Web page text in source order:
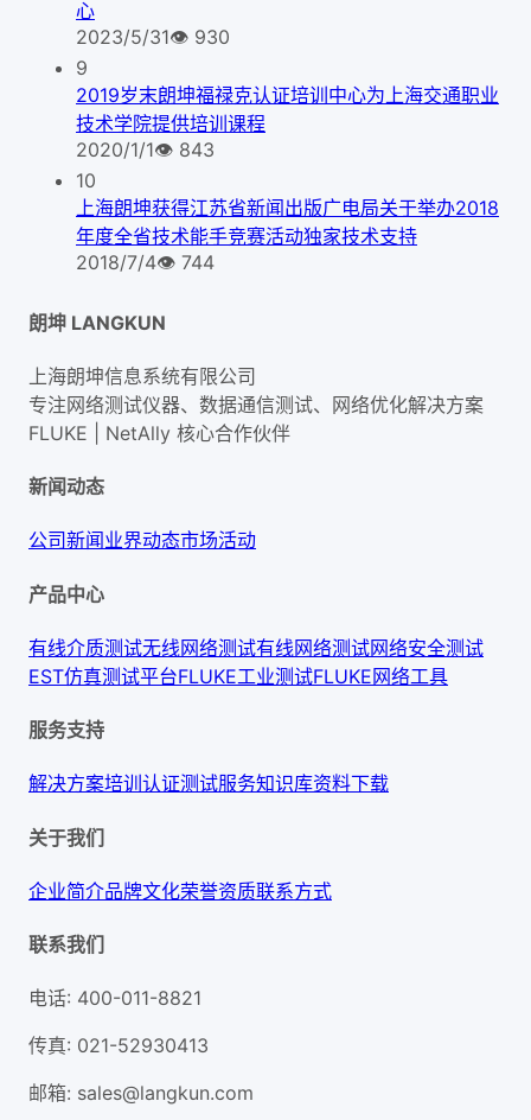
心
2023/5/31👁 930
9
2019岁末朗坤福禄克认证培训中心为上海交通职业
技术学院提供培训课程
2020/1/1👁 843
10
上海朗坤获得江苏省新闻出版广电局关于举办2018
年度全省技术能手竞赛活动独家技术支持
2018/7/4👁 744
朗坤 LANGKUN
上海朗坤信息系统有限公司
专注网络测试仪器、数据通信测试、网络优化解决方案
FLUKE | NetAlly 核心合作伙伴
新闻动态
公司新闻业界动态市场活动
产品中心
有线介质测试无线网络测试有线网络测试网络安全测试
EST仿真测试平台FLUKE工业测试FLUKE网络工具
服务支持
解决方案培训认证测试服务知识库资料下载
关于我们
企业简介品牌文化荣誉资质联系方式
联系我们
电话: 400-011-8821
传真: 021-52930413
邮箱: sales@langkun.com